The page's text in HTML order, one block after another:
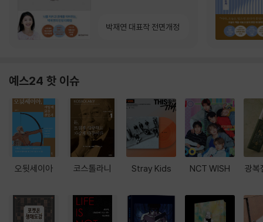
박재연 대표작 전면개정
예스24 핫 이슈
오뒷세이아 코스톨라니 Stray Kids NCT WISH 광복